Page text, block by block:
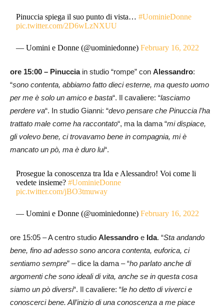
Pinuccia spiega il suo punto di vista…#UominieDonne
pic.twitter.com/2D6wLzNXUU
— Uomini e Donne (@uominiedonne)February 16, 2022
ore 15:00 – Pinucciain studio “rompe” con Alessandro:
“sono contenta, abbiamo fatto dieci esterne, ma questo uomo
per me è solo un amico e basta“. Il cavaliere: “lasciamo
perdere va“. In studio Gianni: “devo pensare che Pinuccia l’ha
trattato male come ha raccontato“, ma la dama “mi dispiace,
gli volevo bene, ci trovavamo bene in compagnia, mi è
mancato un pò, ma è duro lui“.
Prosegue la conoscenza tra Ida e Alessandro! Voi come li
vedete insieme?#UominieDonne
pic.twitter.com/jBO3tmuway
— Uomini e Donne (@uominiedonne)February 16, 2022
ore 15:05 – A centro studio Alessandro e Ida. “Sta andando
bene, fino ad adesso sono ancora contenta, euforica, ci
sentiamo sempre” – dice la dama – “ho parlato anche di
argomenti che sono ideali di vita, anche se in questa cosa
siamo un pò diversi“. Il cavaliere: “le ho detto di viverci e
conoscerci bene. All’inizio di una conoscenza a me piace